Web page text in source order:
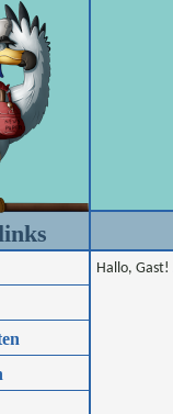
Hallo, Gast!